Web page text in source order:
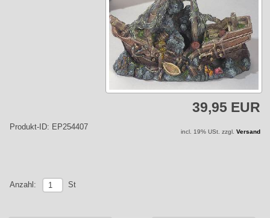
39,95 EUR
Produkt-ID: EP254407
incl. 19% USt. zzgl. Versand
Anzahl: St